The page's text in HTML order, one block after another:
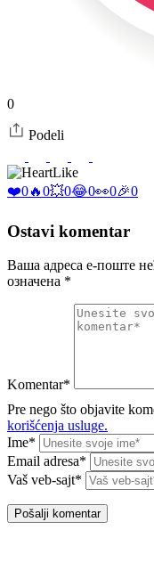
0
Podeli
Like
❤️0🔥0💥0😂0👀0🎉0
Ostavi komentar
Ваша адреса е-поште
означена *
Komentar*
Pre nego što objavite
korišćenja usluge.
Ime*
Email adresa*
Vaš veb-sajt*